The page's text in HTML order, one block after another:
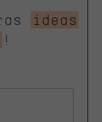
ideas
!